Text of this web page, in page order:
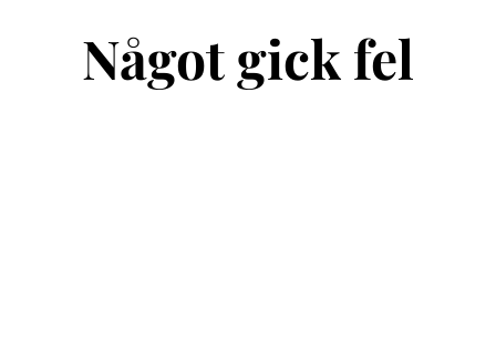
Något gick fel